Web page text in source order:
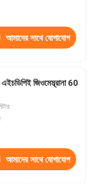
আমাদের সাথে যোগাযোগ
এইচডিপিই জিওমেম্ব্রানা 60
আমাদের সাথে যোগাযোগ